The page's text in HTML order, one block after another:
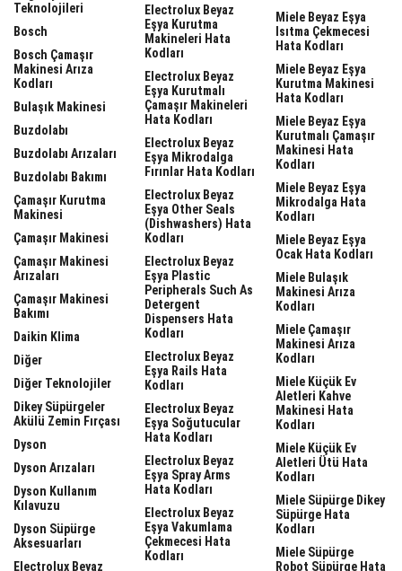
Teknolojileri
Bosch
Bosch Çamaşır
Makinesi Arıza
Kodları
Bulaşık Makinesi
Buzdolabı
Buzdolabı Arızaları
Buzdolabı Bakımı
Çamaşır Kurutma
Makinesi
Çamaşır Makinesi
Çamaşır Makinesi
Arızaları
Çamaşır Makinesi
Bakımı
Daikin Klima
Diğer
Diğer Teknolojiler
Dikey Süpürgeler
Akülü Zemin Fırçası
Dyson
Dyson Arızaları
Dyson Kullanım
Kılavuzu
Dyson Süpürge
Aksesuarları
Electrolux Beyaz
Electrolux Beyaz
Eşya Kurutma
Makineleri Hata
Kodları
Electrolux Beyaz
Eşya Kurutmalı
Çamaşır Makineleri
Hata Kodları
Electrolux Beyaz
Eşya Mikrodalga
Fırınlar Hata Kodları
Electrolux Beyaz
Eşya Other Seals
(dishwashers) Hata
Kodları
Electrolux Beyaz
Eşya Plastic
Peripherals Such As
Detergent
Dispensers Hata
Kodları
Electrolux Beyaz
Eşya Rails Hata
Kodları
Electrolux Beyaz
Eşya Soğutucular
Hata Kodları
Electrolux Beyaz
Eşya Spray Arms
Hata Kodları
Electrolux Beyaz
Eşya Vakumlama
Çekmecesi Hata
Kodları
Miele Beyaz Eşya
Isıtma Çekmecesi
Hata Kodları
Miele Beyaz Eşya
Kurutma Makinesi
Hata Kodları
Miele Beyaz Eşya
Kurutmalı Çamaşır
Makinesi Hata
Kodları
Miele Beyaz Eşya
Mikrodalga Hata
Kodları
Miele Beyaz Eşya
Ocak Hata Kodları
Miele Bulaşık
Makinesi Arıza
Kodları
Miele Çamaşır
Makinesi Arıza
Kodları
Miele Küçük Ev
Aletleri Kahve
Makinesi Hata
Kodları
Miele Küçük Ev
Aletleri Ütü Hata
Kodları
Miele Süpürge Dikey
Süpürge Hata
Kodları
Miele Süpürge
Robot Süpürge Hata